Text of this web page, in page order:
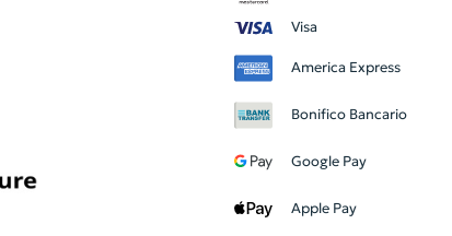
Visa
America Express
Bonifico Bancario
Google Pay
Apple Pay